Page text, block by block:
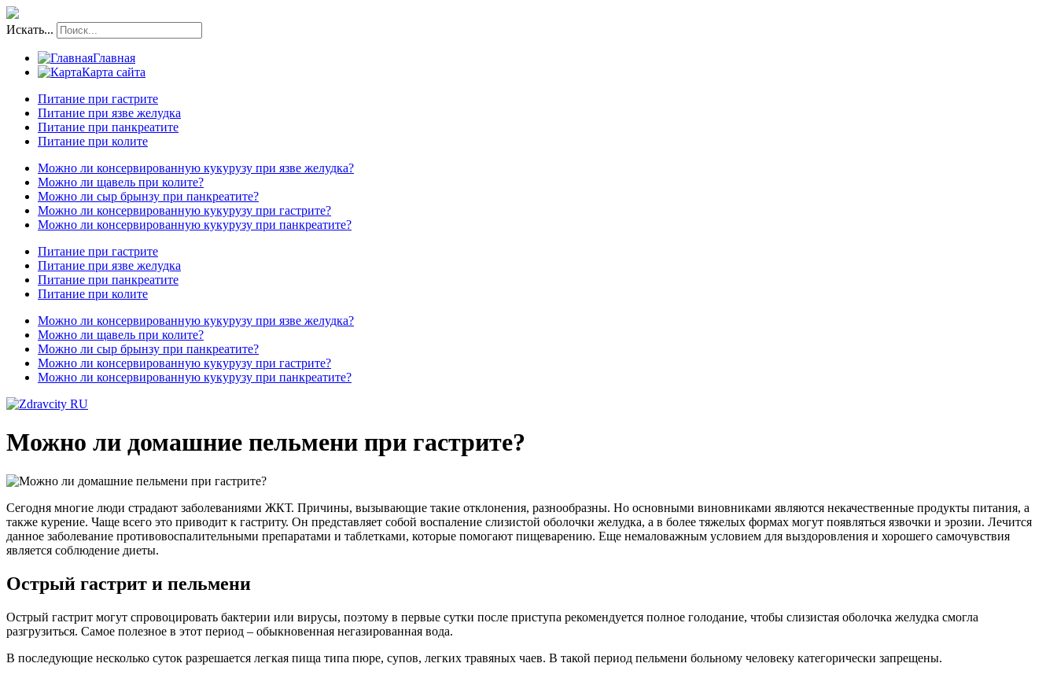
Искать...
Главная
Карта сайта
Питание при гастрите
Питание при язве желудка
Питание при панкреатите
Питание при колите
Можно ли консервированную кукурузу при язве желудка?
Можно ли щавель при колите?
Можно ли сыр брынзу при панкреатите?
Можно ли консервированную кукурузу при гастрите?
Можно ли консервированную кукурузу при панкреатите?
Питание при гастрите
Питание при язве желудка
Питание при панкреатите
Питание при колите
Можно ли консервированную кукурузу при язве желудка?
Можно ли щавель при колите?
Можно ли сыр брынзу при панкреатите?
Можно ли консервированную кукурузу при гастрите?
Можно ли консервированную кукурузу при панкреатите?
Можно ли домашние пельмени при гастрите?
Сегодня многие люди страдают заболеваниями ЖКТ. Причины, вызывающие такие отклонения, разнообразны. Но основными виновниками являются некачественные продукты питания, а
также курение. Чаще всего это приводит к гастриту. Он представляет собой воспаление слизистой оболочки желудка, а в более тяжелых формах могут появляться язвочки и эрозии. Лечится
данное заболевание противовоспалительными препаратами и таблетками, которые помогают пищеварению. Еще немаловажным условием для выздоровления и хорошего самочувствия
является соблюдение диеты.
Острый гастрит и пельмени
Острый гастрит могут спровоцировать бактерии или вирусы, поэтому в первые сутки после приступа рекомендуется полное голодание, чтобы слизистая оболочка желудка смогла
разгрузиться. Самое полезное в этот период – обыкновенная негазированная вода.
В последующие несколько суток разрешается легкая пища типа пюре, супов, легких травяных чаев. В такой период пельмени больному человеку категорически запрещены.